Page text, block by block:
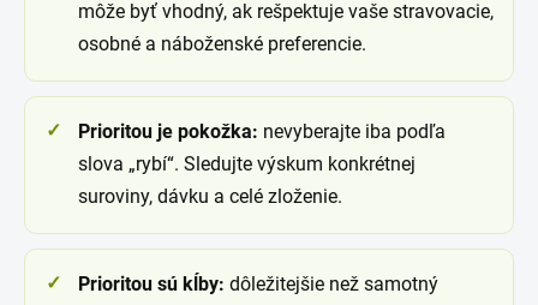
môže byť vhodný, ak rešpektuje vaše stravovacie,
osobné a náboženské preferencie.
Prioritou je pokožka: nevyberajte iba podľa
slova „rybí“. Sledujte výskum konkrétnej
suroviny, dávku a celé zloženie.
Prioritou sú kĺby: dôležitejšie než samotný